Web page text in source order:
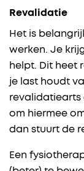
Revalidatie
Het is
werken. Je
helpt. Dit heet
je last houdt
revalidatiearts
om hiermee
dan stuurt de
Een